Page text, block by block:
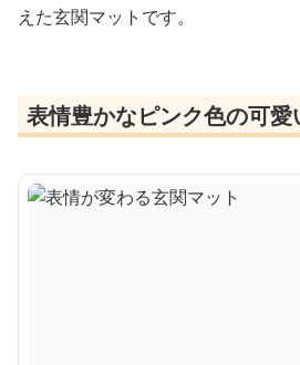
えた玄関マットです。
表情豊かなピンク色の可愛